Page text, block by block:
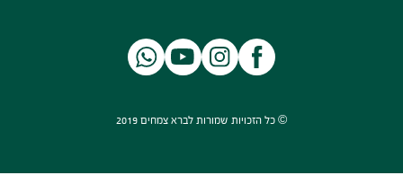
© כל הזכויות שמורות לברא צמחים 2019